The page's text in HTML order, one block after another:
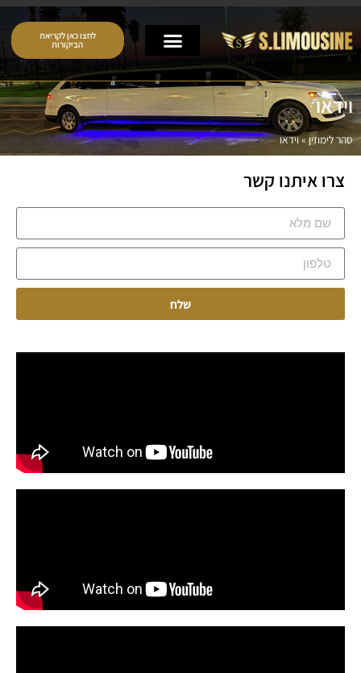
לחצו כאן לקריאת
הביקורות
וידאו
סהר לימוזין»וידאו
צרו איתנו קשר
שלח